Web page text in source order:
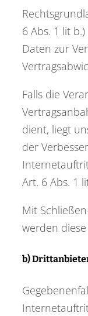
6 Abs. 1 lit
Daten zur
Falls die
dient, liegt
der
Art. 6 Abs. 1
Mit
werden
b)